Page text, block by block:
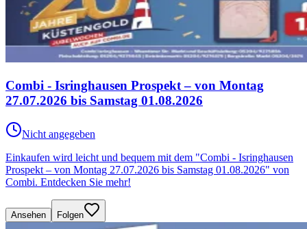
Combi - Isringhausen Prospekt – von Montag
27.07.2026 bis Samstag 01.08.2026
Nicht angegeben
Einkaufen wird leicht und bequem mit dem "Combi - Isringhausen
Prospekt – von Montag 27.07.2026 bis Samstag 01.08.2026" von
Combi. Entdecken Sie mehr!
Ansehen Folgen